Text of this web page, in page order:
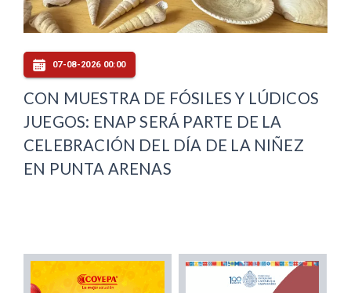
07-08-2026 00:00
CON MUESTRA DE FÓSILES Y LÚDICOS
JUEGOS: ENAP SERÁ PARTE DE LA
CELEBRACIÓN DEL DÍA DE LA NIÑEZ
EN PUNTA ARENAS